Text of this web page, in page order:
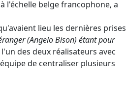
l'échelle belge francophone, a
lieu les dernières prises
(Angelo Bison) étant pour
des deux réalisateurs avec
de centraliser plusieurs